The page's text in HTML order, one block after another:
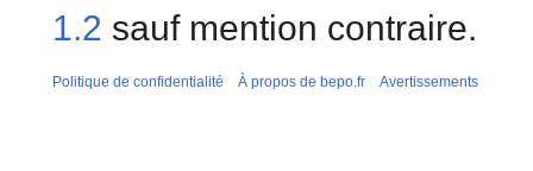
1.2 sauf mention contraire.
Politique de confidentialité À propos de bepo.fr Avertissements